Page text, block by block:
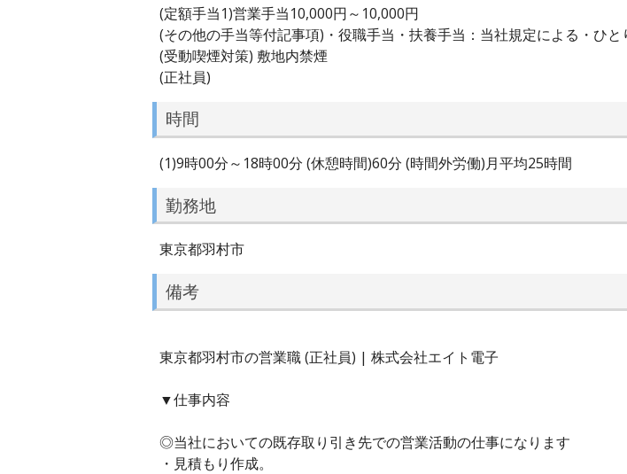
(定額手当1)営業手当10,000円～10,000円
(その他の手当等付記事項)・役職手当・扶養手当：当社規定による・ひ
(受動喫煙対策) 敷地内禁煙
(正社員)
時間
(1)9時00分～18時00分 (休憩時間)60分 (時間外労働)月平均25時間
勤務地
東京都羽村市
備考
東京都羽村市の営業職 (正社員) | 株式会社エイト電子
▼仕事内容
◎当社においての既存取り引き先での営業活動の仕事になります
・見積もり作成。